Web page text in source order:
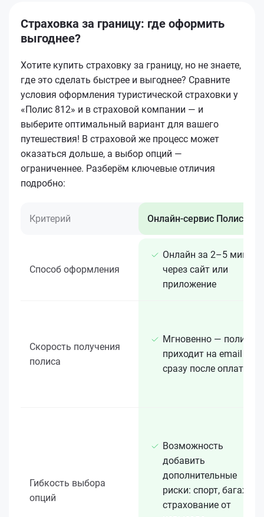
Страховка за границу: где оформить
выгоднее?
Хотите купить страховку за границу, но не знаете,
где это сделать быстрее и выгоднее? Сравните
условия оформления туристической страховки у
«Полис 812» и в страховой компании — и
выберите оптимальный вариант для вашего
путешествия! В страховой же процесс может
оказаться дольше, а выбор опций —
ограниченнее. Разберём ключевые отличия
подробно:
Критерий Онлайн-сервис Полис 812
Способ оформления
Онлайн за 2–5 минут
через сайт или
приложение
Скорость получения
полиса
Мгновенно — полис
приходит на email
сразу после оплаты
Гибкость выбора
опций
Возможность
добавить
дополнительные
риски: спорт, багаж,
страхование от